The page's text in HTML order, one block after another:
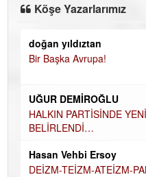
Köşe Yazarlarımız
doğan yıldıztan
Bir Başka Avrupa!
UĞUR DEMİROĞLU
HALKIN PARTİSİNDE
BELİRLENDİ…
Hasan Vehbi Ersoy
DEİZM-TEİZM-ATEİZM-